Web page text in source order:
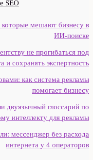
SEO
мешают бизнесу в
ИИ‑поиске
не прогибаться под
и сохранять экспертность
как система рекламы
помогает бизнесу
глоссарий по
интеллекту для рекламы
мессенджер без расхода
интернета у 4 операторов